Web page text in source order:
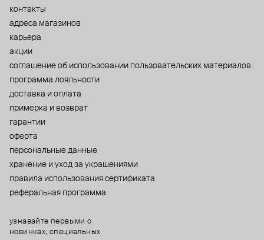
контакты
адреса магазинов
карьера
акции
cоглашение об использовании пользовательских материалов
программа лояльности
доставка и оплата
примерка и возврат
гарантии
оферта
персональные данные
хранение и уход за украшениями
правила использования сертификата
реферальная программа
узнавайте первыми о
новинках, специальных